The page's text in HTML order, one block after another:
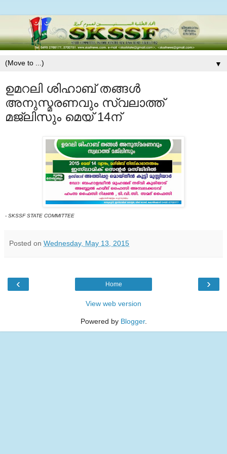
▼
ഉമറലി ശിഹാബ് തങ്ങള്‍
അനുസ്മരണവും സ്വലാത്ത്
മജ്‌ലിസും മെയ് 14ന്‌
- SKSSF STATE COMMITTEE
Posted on Wednesday, May 13, 2015
‹ ›
Home
View web version
Powered by Blogger.